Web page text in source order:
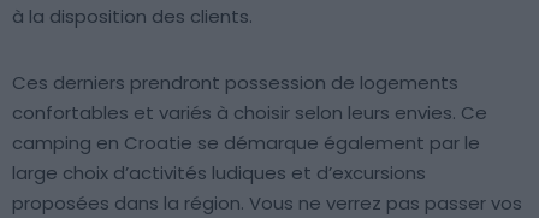
à la disposition des clients.
Ces derniers prendront possession de logements
confortables et variés à choisir selon leurs envies. Ce
camping en Croatie se démarque également par le
large choix d’activités ludiques et d’excursions
proposées dans la région. Vous ne verrez pas passer vos